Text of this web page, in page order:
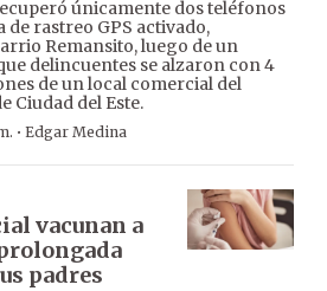
únicamente dos teléfonos
de rastreo GPS activado,
Remansito, luego de un
delincuentes se alzaron con 4
de un local comercial del
Ciudad del Este.
· Edgar Medina
vacunan a
padres